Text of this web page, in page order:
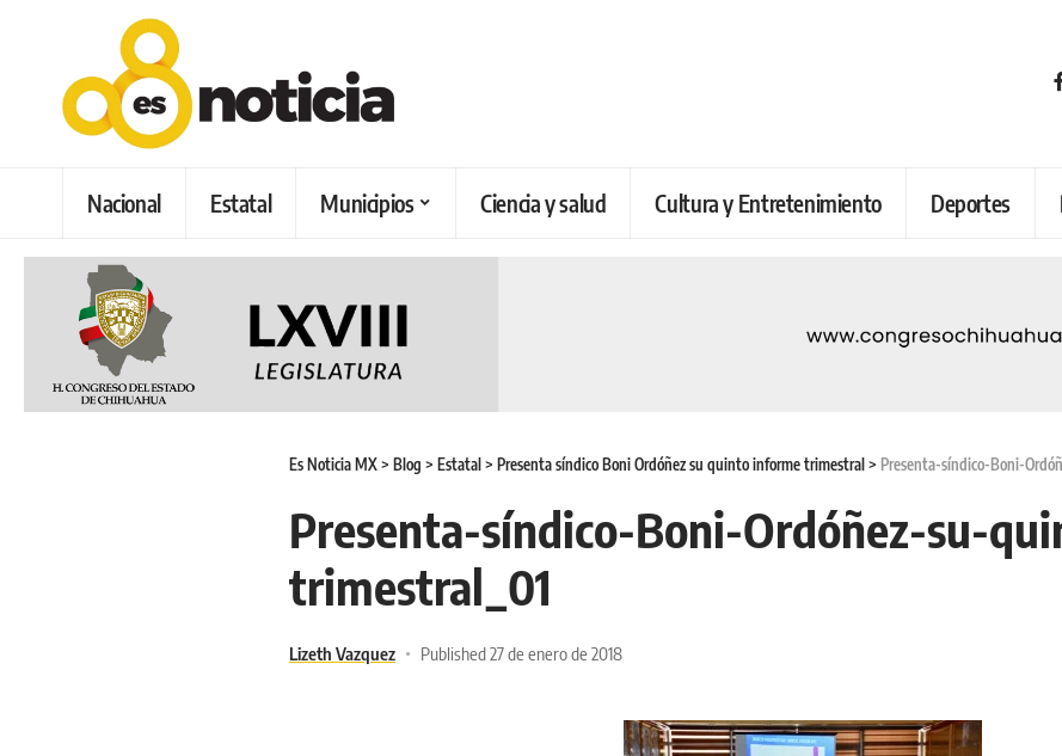
Nacional Estatal Municipios Ciencia y salud Cultura y Entretenimiento Deportes
Es Noticia MX> Blog > Estatal > Presenta síndico Boni Ordóñez su quinto informe trimestral > Presenta-síndico-Boni-
Presenta-síndico-Boni-Ordóñez-su-
trimestral_01
Lizeth Vazquez Published 27 de enero de 2018